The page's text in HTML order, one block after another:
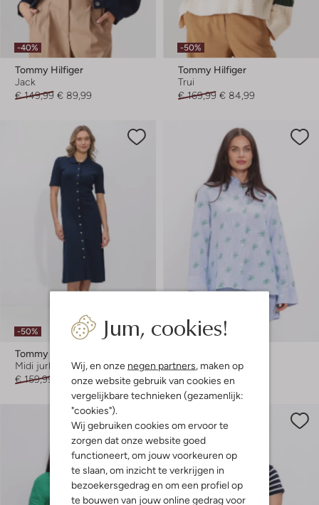
Jum, cookies!
Wij, en onze negen partners, maken op
onze website gebruik van cookies en
vergelijkbare technieken (gezamenlijk:
"cookies").
Wij gebruiken cookies om ervoor te
zorgen dat onze website goed
functioneert, om jouw voorkeuren op
te slaan, om inzicht te verkrijgen in
bezoekersgedrag en om een profiel op
te bouwen van jouw online gedrag voor
-40%
Tommy Hilfiger
Jack
€ 149,99 € 89,99
-50%
Tommy Hilfiger
Trui
€ 169,99 € 84,99
-50%
Tommy Hilfiger
Midi jurk
€ 159,99
€ 79,99
-50%
Blouse
€ 149,99 € 74,99